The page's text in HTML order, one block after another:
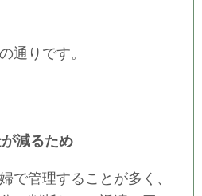
通りです。
減るため
で管理することが多く、